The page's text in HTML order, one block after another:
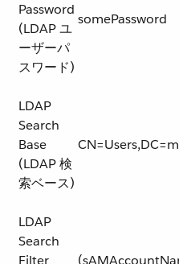
Password
(LDAP ユ
ーザーパ
スワード)
somePassword
LDAP
Search
Base
(LDAP 検
索ベース)
LDAP
Search
Filter